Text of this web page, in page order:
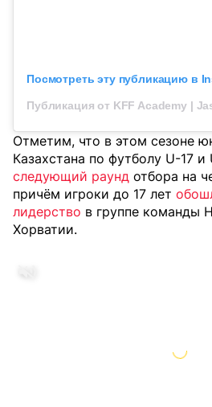
Посмотреть эту публикацию в
Отметим, что в этом сезоне
Казахстана по футболу U-17 и
следующий раунд отбора на
причём игроки до 17 лет
лидерство в группе команды
Хорватии.